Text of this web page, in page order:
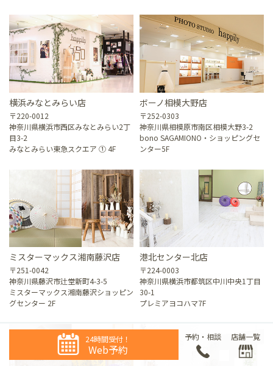
横浜みなとみらい店
〒220-0012
神奈川県横浜市西区みなとみらい2丁
目3-2
みなとみらい東急スクエア ① 4F
ボーノ相模大野店
〒252-0303
神奈川県相模原市南区相模大野3-2
bono SAGAMIONO・ショッピングセ
ンター5F
ミスターマックス湘南藤沢店
〒251-0042
神奈川県藤沢市辻堂新町4-3-5
ミスターマックス湘南藤沢ショッピン
グセンター 2F
港北センター北店
〒224-0003
神奈川県横浜市都筑区中川中央1丁目
30-1
プレミアヨコハマ7F
24時間受付！
Web予約
予約・相談 店舗一覧